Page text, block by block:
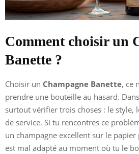
Comment choisir un
Banette ?
Choisir un Champagne Banette, ce
prendre une bouteille au hasard.
surtout vérifier trois choses : le style,
de service. Si tu rencontres ce
un champagne excellent sur le papier
est mal adapté au moment où tu le